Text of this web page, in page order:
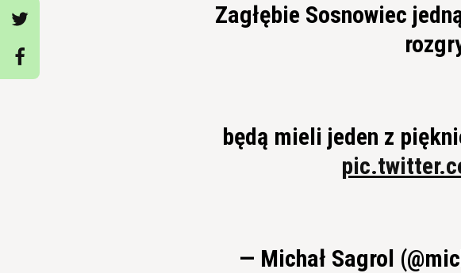
Zagłębie Sosnowiec
będą mieli jeden z
— Michał Sagrol